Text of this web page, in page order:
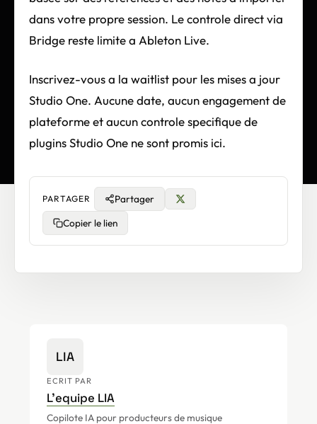
dans votre propre session. Le controle direct via
Bridge reste limite a Ableton Live.
Inscrivez-vous a la waitlist pour les mises a jour
Studio One. Aucune date, aucun engagement de
plateforme et aucun controle specifique de
plugins Studio One ne sont promis ici.
PARTAGER
Partager
Copier le lien
LIA
ECRIT PAR
L'equipe LIA
Copilote IA pour producteurs de musique